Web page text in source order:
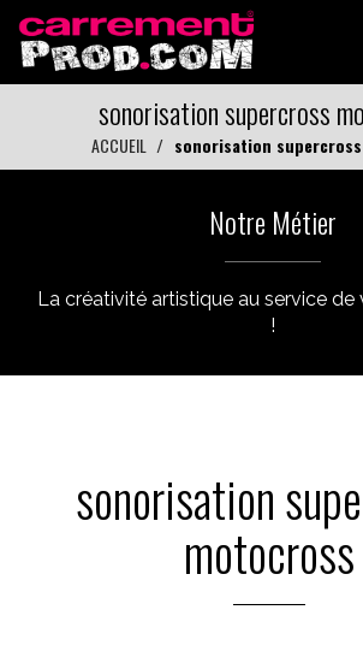
sonorisation supercross
ACCUEIL sonorisation
Notre Métier
La créativité artistique au service de
!
sonorisation
motocross